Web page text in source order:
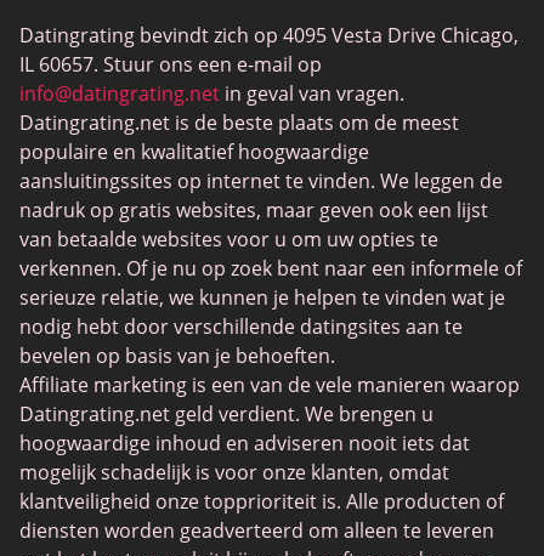
MeetMindful
BDSM Dating
BBPeopleMeet
Sugar Daddy-sites
JPeopleMeet
Trans Daten
Senior Datingsites
MijnLOL
Gay Dating
Lesbische Dating
Black Dating Sites
SugarDaddyMeet
Datingrating bevindt zich op 4095 Vesta Drive Chicago,
IL 60657. Stuur ons een e-mail op
info@datingrating.net in geval van vragen.
Datingrating.net is de beste plaats om de meest
populaire en kwalitatief hoogwaardige
aansluitingssites op internet te vinden. We leggen de
nadruk op gratis websites, maar geven ook een lijst
van betaalde websites voor u om uw opties te
verkennen. Of je nu op zoek bent naar een informele of
serieuze relatie, we kunnen je helpen te vinden wat je
nodig hebt door verschillende datingsites aan te
bevelen op basis van je behoeften.
Affiliate marketing is een van de vele manieren waarop
Datingrating.net geld verdient. We brengen u
hoogwaardige inhoud en adviseren nooit iets dat
mogelijk schadelijk is voor onze klanten, omdat
klantveiligheid onze topprioriteit is. Alle producten of
diensten worden geadverteerd om alleen te leveren